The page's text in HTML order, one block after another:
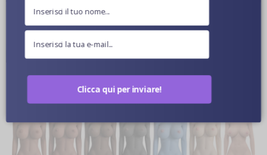
Ulteriori informazioni
Colore Della Pelle Opzionale
Clicca qui per inviare!